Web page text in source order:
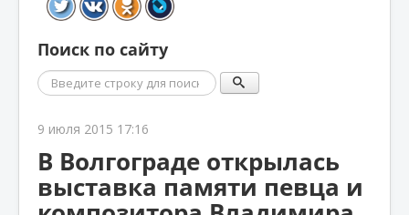
Поиск по сайту
Поиск
9 июля 2015 17:16
В Волгограде открылась
выставка памяти певца и